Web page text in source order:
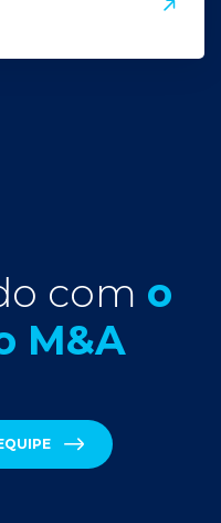
com o
M&A